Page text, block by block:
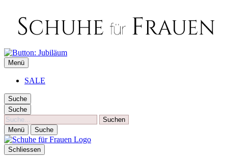
SCHUHE FÜR FRAUEN
Die besten Schuhe für Frauen
Menü
SALE
Suche
Suche
Suche
Menü Suche
Schliessen